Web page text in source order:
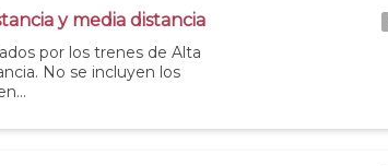
y media distancia
por los trenes de Alta
No se incluyen los